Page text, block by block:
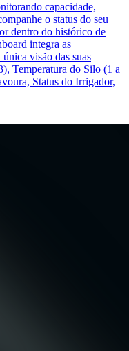
capacidade,
o status do seu
dentro do histórico de
integra as
visão das suas
Temperatura do Silo (1 a
Status do Irrigador,